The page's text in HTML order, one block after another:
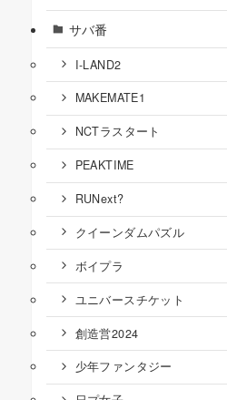
サバ番
I-LAND2
MAKEMATE1
NCTラスタート
PEAKTIME
RUNext?
クイーンダムパズル
ボイプラ
ユニバースチケット
創造営2024
少年ファンタジー